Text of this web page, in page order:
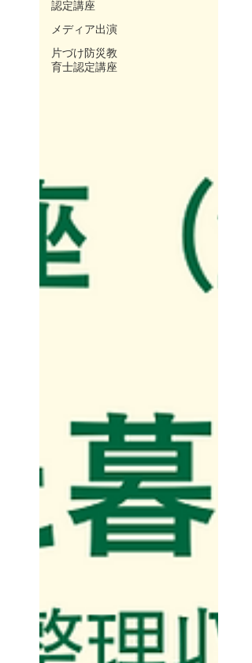
認定講座
メディア出演
片づけ防災教
育士認定講座